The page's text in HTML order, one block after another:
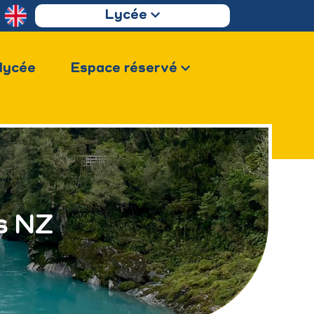
Lycée
Espace réservé
NZ